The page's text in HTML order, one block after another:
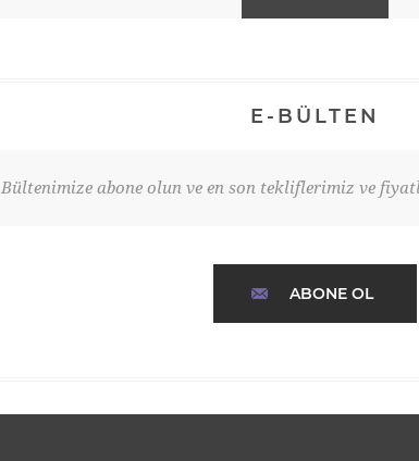
E-BÜLTEN
Bültenimize abone olun ve en son tekliflerimiz ve
ABONE OL